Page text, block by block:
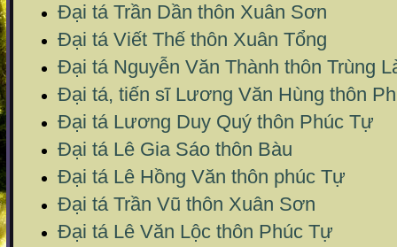
Đại tá Trần Dần thôn Xuân Sơn
Đại tá Viết Thế thôn Xuân Tổng
Đại tá Nguyễn Văn Thành thôn Trùng
Đại tá, tiến sĩ Lương Văn Hùng thôn
Đại tá Lương Duy Quý thôn Phúc Tự
Đại tá Lê Gia Sáo thôn Bàu
Đại tá Lê Hồng Văn thôn phúc Tự
Đại tá Trần Vũ thôn Xuân Sơn
Đại tá Lê Văn Lộc thôn Phúc Tự